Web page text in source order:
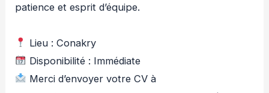
patience et esprit d’équipe.
Lieu : Conakry
Disponibilité : Immédiate
Merci d’envoyer votre CV à